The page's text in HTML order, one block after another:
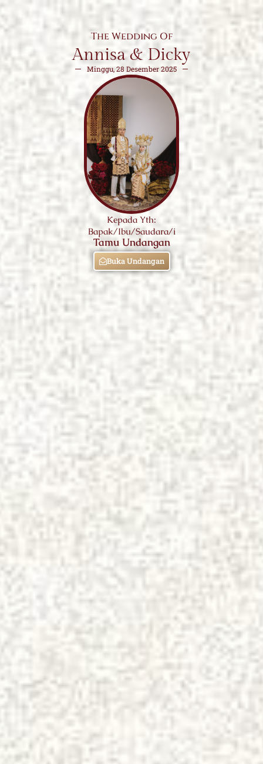
The Wedding Of
Annisa & Dicky
Minggu, 28 Desember 2025
Kepada Yth:
Bapak/Ibu/Saudara/i
Tamu Undangan
Buka Undangan